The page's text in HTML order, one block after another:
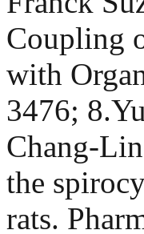
Coupling
with
3476;
Chang-
the
rats.